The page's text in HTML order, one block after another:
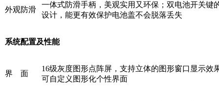
外观防滑
一体式防滑手柄，美观实用又环保；双电池开关键
设计，能更有效保护电池盖不会脱落丢失
系统配置及性能
界 面
16级灰度图形点阵屏，支持立体的图形窗口显示效果
可自定义图形化个性界面